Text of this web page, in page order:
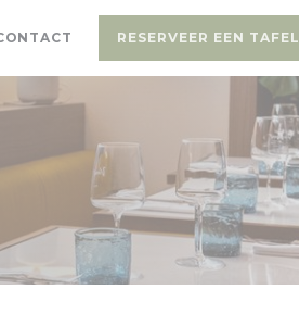
RESERVEER EEN TAFEL